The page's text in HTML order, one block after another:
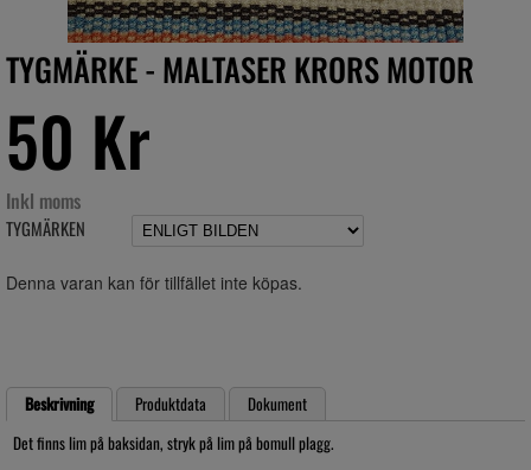
TYGMÄRKE - MALTASER KRORS MOTOR
50 Kr
Inkl moms
TYGMÄRKEN
Denna varan kan för tillfället inte köpas.
Beskrivning Produktdata
Dokument
Det finns lim på baksidan, stryk på lim på bomull plagg.